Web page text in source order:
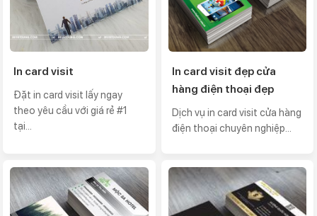
In card visit
Đặt in card visit lấy ngay
theo yêu cầu với giá rẻ #1
tại...
In card visit đẹp cửa
hàng điện thoại đẹp
Dịch vụ in card visit cửa hàng
điện thoại chuyên nghiệp...